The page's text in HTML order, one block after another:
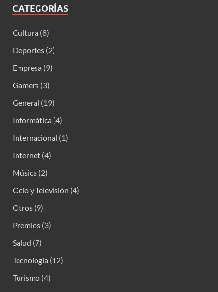
CATEGORÍAS
Cultura (8)
Deportes (2)
Empresa (9)
Gamers (3)
General (19)
Informática (4)
Internacional (1)
Internet (4)
Música (2)
Ocio y Televisión (4)
Otros (9)
Premios (3)
Salud (7)
Tecnología (12)
Turismo (4)